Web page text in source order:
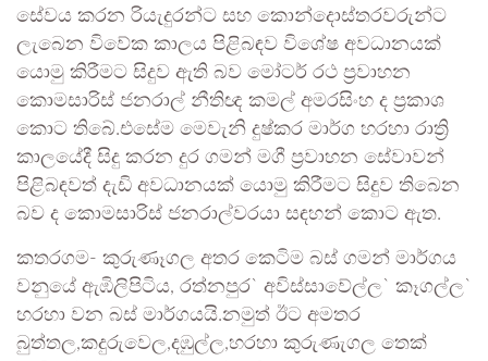
සේවය කරන රියැදුරන්ට සහ කොන්දොස්තරවරුන්ට
ලැබෙන විවේක කාලය පිළිබඳව වි⁣ශේෂ අවධානයක්
යොමු කිරීමට සිදුව ඇති බව මෝටර් රථ ප්‍රවාහන
කොමසාරිස් ජනරාල් නීතිඥ කමල් අමරසිංහ ද ප්‍රකාශ
කොට තිබේ.එසේම මෙවැනි දුෂ්කර මාර්ග හරහා රාත්‍රි
කාලයේදී සිදු කරන දුර ගමන් මගී ප්‍රවාහන සේවාවන්
පිළිබඳවත් දැඩි අවධානයක් යොමු කිරීමට සිදුව තිබෙන
බව ද කොමසාරිස් ජනරාල්වරයා සඳහන් කොට ඇත.
කතරගම- කුරුණෑගල අතර කෙටිම බස් ගමන් මාර්ගය
වනුයේ ඇඹිලිපිටිය, රත්නපුර` අවිස්සාවේල්ල` කෑගල්ල`
හරහා වන බස් මාර්ගයයි.නමුත් ඊට අමතර
බුත්තල,කදුරුවෙල,දඹුල්ල,හරහා කුරුණැගල තෙක්